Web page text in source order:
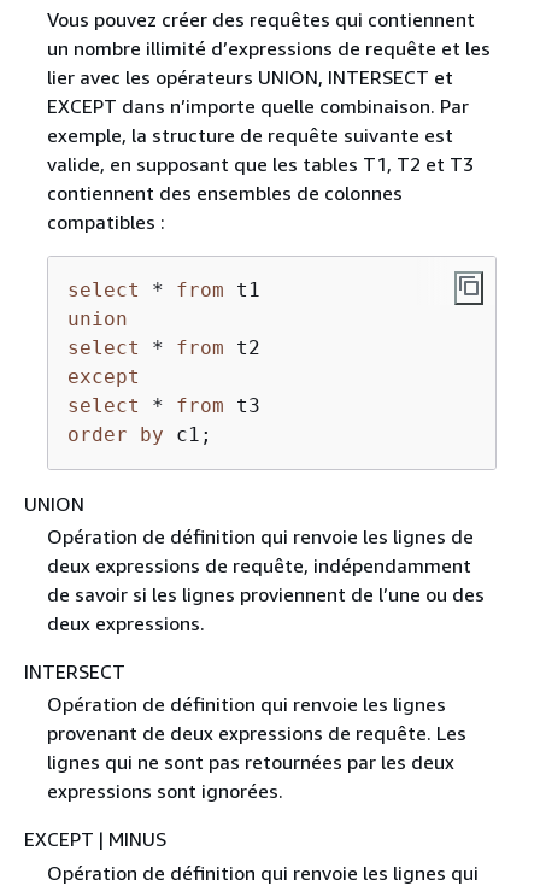
Vous pouvez créer des requêtes qui contiennent
un nombre illimité d’expressions de requête et les
lier avec les opérateurs UNION, INTERSECT et
EXCEPT dans n’importe quelle combinaison. Par
exemple, la structure de requête suivante est
valide, en supposant que les tables T1, T2 et T3
contiennent des ensembles de colonnes
compatibles :
select * from
union
select
* from
except
select
* from
order
by c1;
UNION
Opération de définition qui renvoie les lignes de
deux expressions de requête, indépendamment
de savoir si les lignes proviennent de l’une ou des
deux expressions.
INTERSECT
Opération de définition qui renvoie les lignes
provenant de deux expressions de requête. Les
lignes qui ne sont pas retournées par les deux
expressions sont ignorées.
EXCEPT | MINUS
Opération de définition qui renvoie les lignes qui